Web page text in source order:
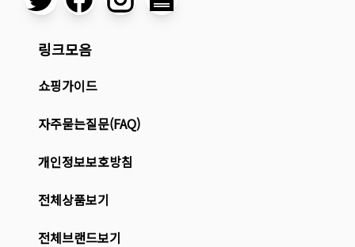
링크모음
쇼핑가이드
자주묻는질문(FAQ)
개인정보보호방침
전체상품보기
전체브랜드보기